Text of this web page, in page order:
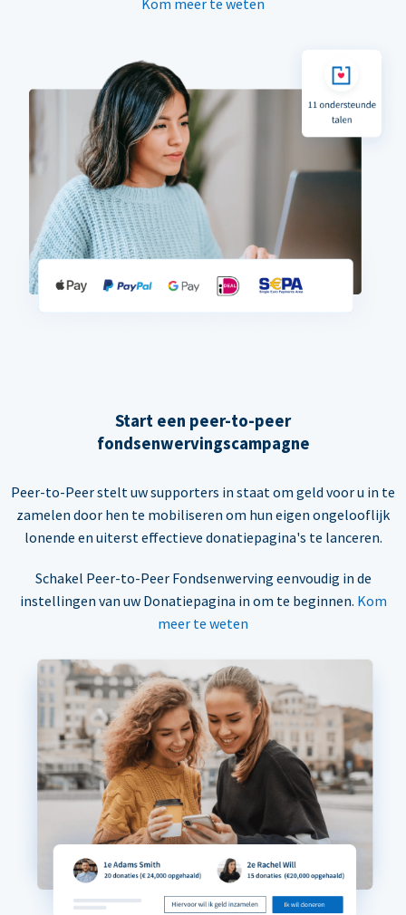
Kom meer te weten
Start een peer-to-peer
fondsenwervingscampagne
Peer-to-Peer stelt uw supporters in staat om geld voor u in te
zamelen door hen te mobiliseren om hun eigen ongelooflijk
lonende en uiterst effectieve donatiepagina's te lanceren.
Schakel Peer-to-Peer Fondsenwerving eenvoudig in de
instellingen van uw Donatiepagina in om te beginnen. Kom
meer te weten